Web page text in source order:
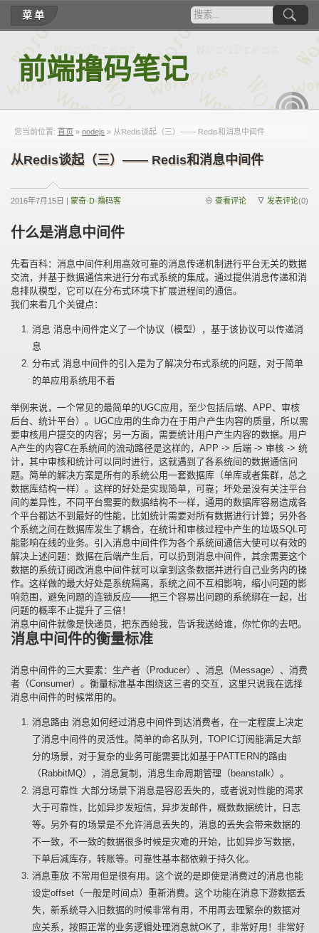
菜单
前端撸码笔记
您当前位置: 首页 » nodejs » 从Redis谈起（三）—— Redis和消息中间件
从Redis谈起（三）—— Redis和消息中间件
2016年7月15日 | 蒙奇·D·撸码客 ∇ 发表评论(0)
⊕ 查看评论
什么是消息中间件
先看百科：消息中间件利用高效可靠的消息传递机制进行平台无关的数据
交流，并基于数据通信来进行分布式系统的集成。通过提供消息传递和消
息排队模型，它可以在分布式环境下扩展进程间的通信。
我们来看几个关键点：
消息 消息中间件定义了一个协议（模型），基于该协议可以传递消
息
分布式 消息中间件的引入是为了解决分布式系统的问题，对于简单
的单应用系统用不着
举例来说，一个常见的最简单的UGC应用，至少包括后端、APP、审核
后台、统计平台）。UGC应用的生命力在于用户产生内容的质量，所以需
要审核用户提交的内容；另一方面，需要统计用户产生内容的数据。用户
A产生的内容C在系统间的流动路径是这样的，APP -> 后端 -> 审核 -> 统
计，其中审核和统计可以同时进行，这就遇到了各系统间的数据通信问
题。简单的解决方案是所有的系统公用一套数据库（单库或者集群，总之
数据库结构一样）。这样的好处是实现简单，可靠；坏处是没有关注平台
间的差异性，不同平台需要的数据结构不一样，通用的数据库容易造成各
个平台都达不到最好的性能，比如统计需要对所有数据进行计算；另外各
个系统之间在数据库发生了耦合，在统计和审核过程中产生的垃圾SQL可
能影响在线的业务。引入消息中间件作为各个系统间通信大使可以有效的
解决上述问题：数据在后端产生后，可以扔到消息中间件，其余需要这个
数据的系统订阅改消息中间件就可以拿到这条数据并进行自己业务内的操
作。这样做的最大好处是系统隔离，系统之间不互相影响，缩小问题的影
响范围，避免问题的连锁反应——把三个容易出问题的系统绑在一起，出
问题的概率不止提升了三倍！
消息中间件就像是快递员，把东西给我，告诉我送给谁，你忙你的去吧。
消息中间件的衡量标准
消息中间件的三大要素：生产者（Producer）、消息（Message）、消费
者（Consumer）。衡量标准基本围绕这三者的交互，这里只说我在选择
消息中间件的时候常用的。
消息路由 消息如何经过消息中间件到达消费者，在一定程度上决定
了消息中间件的灵活性。简单的命名队列，TOPIC订阅能满足大部
分的场景，对于复杂的业务可能需要比如基于PATTERN的路由
（RabbitMQ），消息复制，消息生命周期管理（beanstalk）。
消息可靠性 大部分场景下消息是容忍丢失的，或者说对性能的渴求
大于可靠性，比如异步发短信，异步发邮件，概数数据统计，日志
等。另外有的场景是不允许消息丢失的，消息的丢失会带来数据的
不一致，不一致的数据很多时候是灾难的开始，比如异步写数据，
下单后减库存，转账等。可靠性基本都依赖于持久化。
消息重放 不常用但是很有用。这个说的是即使是消费过的消息也能
设定offset（一般是时间点）重新消费。这个功能在消息下游数据丢
失，新系统导入旧数据的时候非常有用，不用再去理繁杂的数据对
应关系，按照正常的业务逻辑处理消息就OK了，非常好用！非常好